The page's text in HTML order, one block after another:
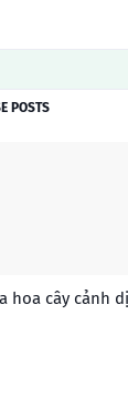
POSTS
hoa cây cảnh